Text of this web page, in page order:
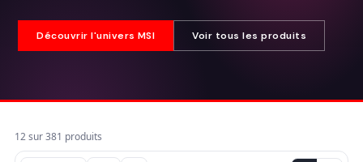
Découvrir l'univers MSI Voir tous les produits
12 sur 381 produits